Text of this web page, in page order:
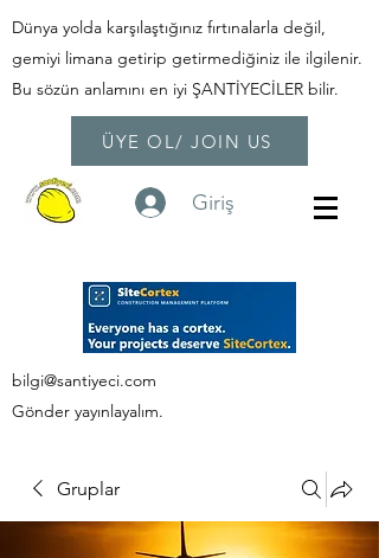
Dünya yolda karşılaştığınız fırtınalarla değil,
gemiyi limana getirip getirmediğiniz ile ilgilenir.
Bu sözün anlamını en iyi ŞANTİYECİLER bilir.
ÜYE OL/ JOIN US
Giriş
bilgi@santiyeci.com
Gönder yayınlayalım.
Gruplar